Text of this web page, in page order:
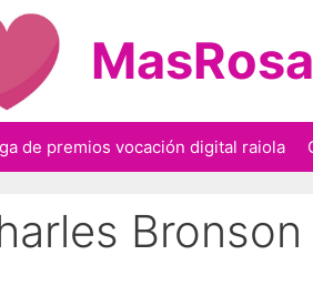
de premios vocación digital raiola
Bronson